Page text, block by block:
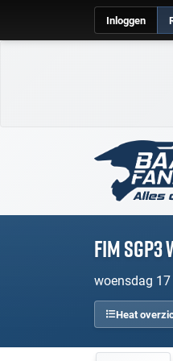
Inloggen
FIM
woensdag
Heat